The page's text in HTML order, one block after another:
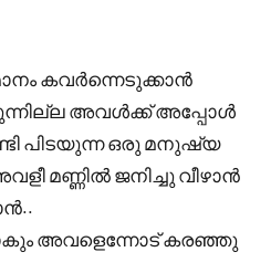
കവർന്നെടുക്കാൻ
അവൾക്ക് അപ്പോൾ
പിടയുന്ന ഒരു മനുഷ്യ
മണ്ണിൽ ജനിച്ചു വീഴാൻ
അവളെന്നോട് കരഞ്ഞു